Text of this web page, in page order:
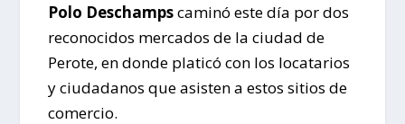
Polo Deschampscaminó este día por dos
reconocidos mercados de la ciudad de
Perote, en donde platicó con los locatarios
y ciudadanos que asisten a estos sitios de
comercio.